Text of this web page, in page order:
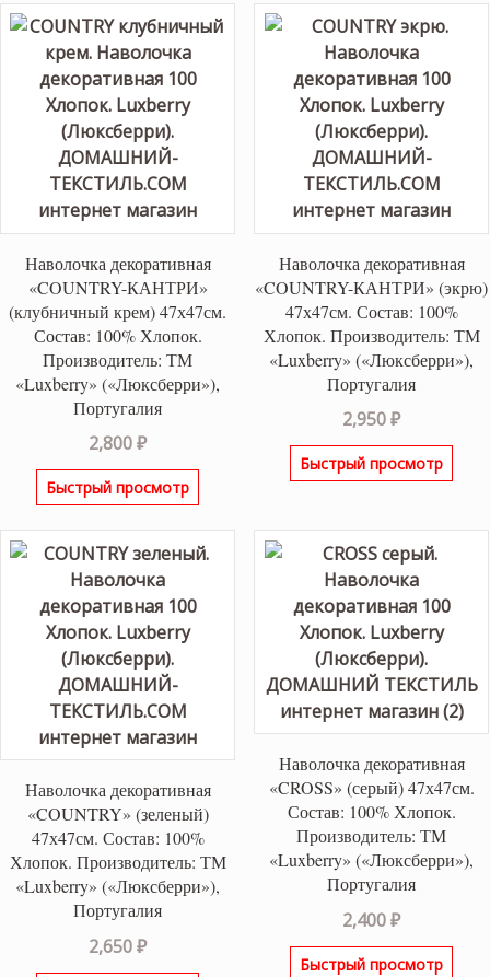
Наволочка декоративная
«COUNTRY-КАНТРИ»
(клубничный крем) 47х47см.
Состав: 100% Хлопок.
Производитель: ТМ
«Luxberry» («Люксберри»),
Португалия
2,800₽
Быстрый просмотр
Наволочка декоративная
«COUNTRY-КАНТРИ» (экрю)
47х47см. Состав: 100%
Хлопок. Производитель: ТМ
«Luxberry» («Люксберри»),
Португалия
2,950₽
Быстрый просмотр
Наволочка декоративная
«COUNTRY» (зеленый)
47х47см. Состав: 100%
Хлопок. Производитель: ТМ
«Luxberry» («Люксберри»),
Португалия
2,650₽
Наволочка декоративная
«CROSS» (серый) 47х47см.
Состав: 100% Хлопок.
Производитель: ТМ
«Luxberry» («Люксберри»),
Португалия
2,400₽
Быстрый просмотр